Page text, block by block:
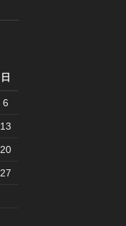
日
6
13
20
27